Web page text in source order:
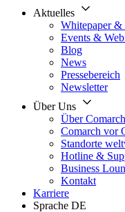
Aktuelles
Whitepaper &
Events &
Blog
News
Pressebereich
Newsletter
Über Uns
Über Comarch
Comarch vor
Standorte
Hotline &
Business
Kontakt
Karriere
Sprache DE